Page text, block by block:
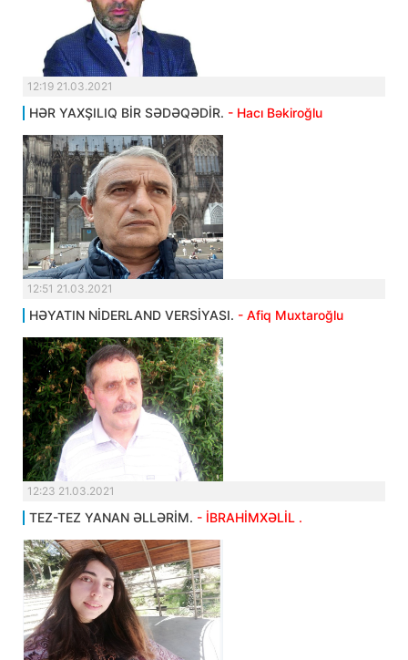
12:19 21.03.2021
HƏR YAXŞILIQ BİR SƏDƏQƏDİR. - Hacı Bəkiroğlu
12:51 21.03.2021
HƏYATIN NİDERLAND VERSİYASI. - Afiq Muxtaroğlu
12:23 21.03.2021
TEZ-TEZ YANAN ƏLLƏRİM. - İBRAHİMXƏLİL .